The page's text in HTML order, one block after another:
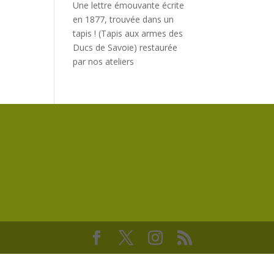
Une lettre émouvante écrite
en 1877, trouvée dans un
tapis ! (Tapis aux armes des
Ducs de Savoie) restaurée
par nos ateliers